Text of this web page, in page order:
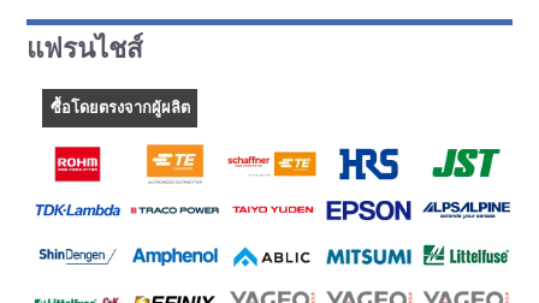
แฟรนไชส์
ซื้อโดยตรงจากผู้ผลิต